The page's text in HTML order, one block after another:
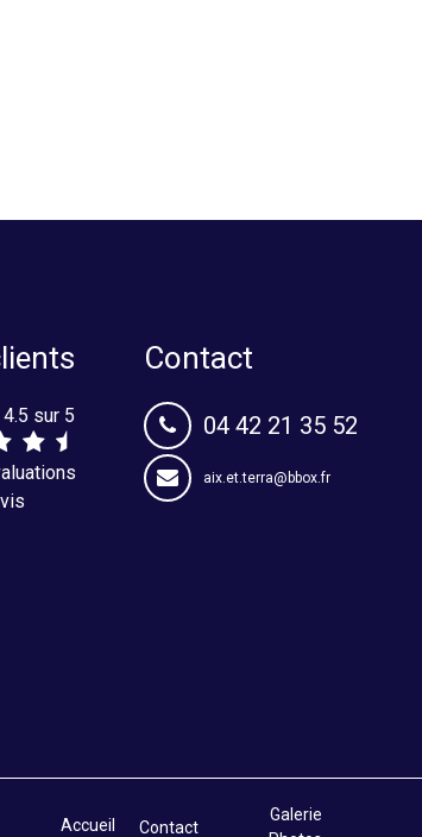
sur 5
Contact
04 42 21 35 52
aix.et.terra@bbox.fr
Accueil Contact
Galerie